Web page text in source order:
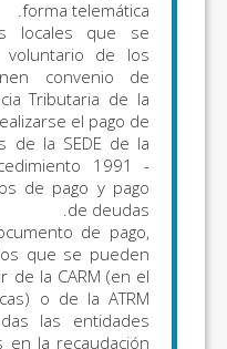
En el caso de tributos
encuentren en periodo
Ayuntamientos que
recaudación con la
Región de Murcia, podrá
forma telemática a través
CARM, mediante el
Obtención de documentos
Una vez disponga del
los medios a través de los
efectuar el ingreso a favor
caso de tasas
son varios, pero no
financieras colaboradoras